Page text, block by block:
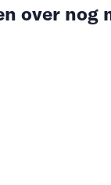
over nog